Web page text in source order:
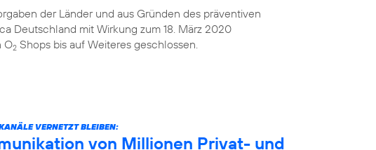
der Länder und aus Gründen des präventiven
Deutschland mit Wirkung zum 18. März 2020
O2 Shops bis auf Weiteres geschlossen.
VERNETZT BLEIBEN:
von Millionen Privat- und